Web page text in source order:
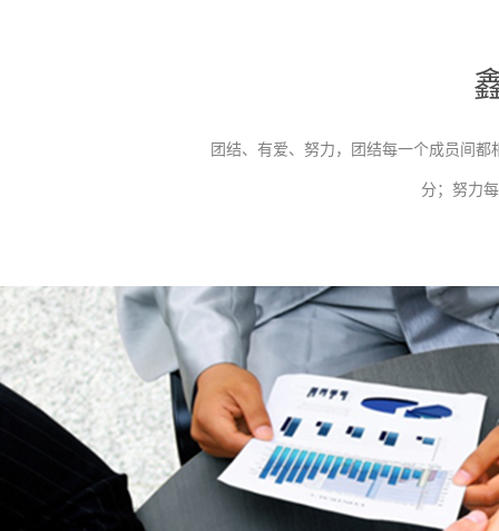
团结、有爱、努力，团结每一个成员间
分；努力